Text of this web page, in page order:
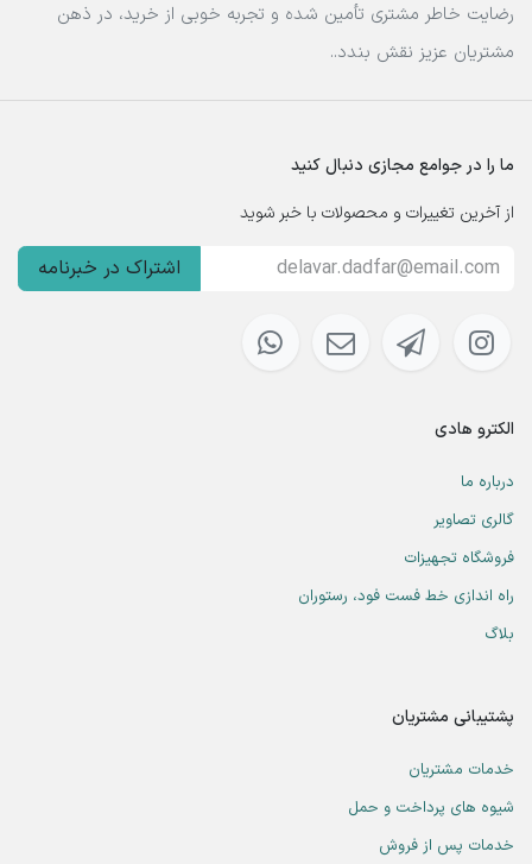
رضایت خاطر مشتری تأمین شده و تجربه خوبی از خرید، در ذهن
مشتریان عزیز نقش بندد..
ما را در جوامع مجازی دنبال کنید
از آخرین تغییرات و محصولات با خبر شوید
اشتراک در خبرنامه
الکترو هادی
درباره ما
گالری تصاویر
فروشگاه تجهیزات
راه اندازی خط فست فود، رستوران
بلاگ
پشتیبانی مشتریان
خدمات مشتریان
شیوه های پرداخت و حمل
خدمات پس از فروش